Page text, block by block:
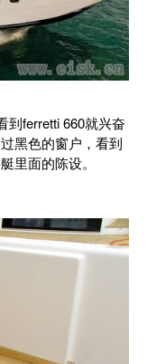
ferretti 660就兴奋
黑色的窗户，看到
里面的陈设。